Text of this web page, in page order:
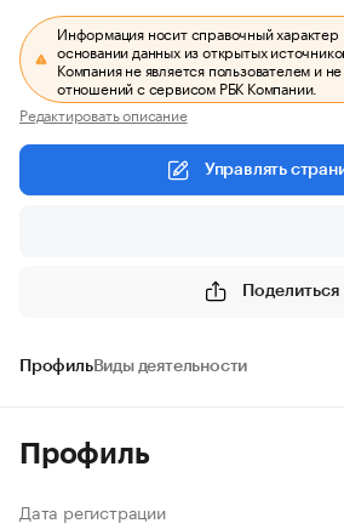
Информация носит справочный характер
основании данных из открытых
Компания не является пользователем и
отношений с сервисом РБК Компании.
Редактировать описание
Управлять
Поделиться
ПрофильВиды деятельности
Профиль
Дата регистрации